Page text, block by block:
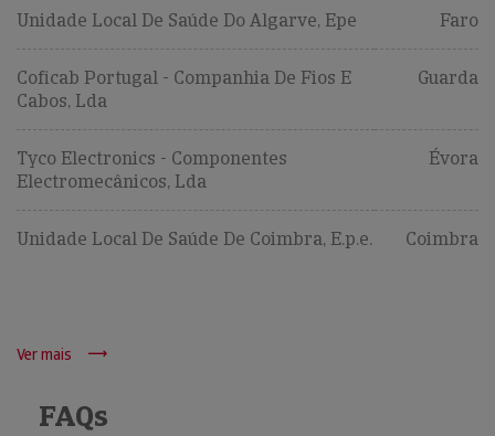
Unidade Local De Saúde Do Algarve, Epe Faro
Coficab Portugal - Companhia De Fios E
Cabos, Lda
Guarda
Tyco Electronics - Componentes
Electromecânicos, Lda
Évora
Unidade Local De Saúde De Coimbra, E.p.e. Coimbra
Ver mais
FAQs